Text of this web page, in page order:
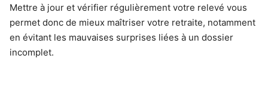
Mettre à jour et vérifier régulièrement votre relevé vous
permet donc de mieux maîtriser votre retraite, notamment
en évitant les mauvaises surprises liées à un dossier
incomplet.